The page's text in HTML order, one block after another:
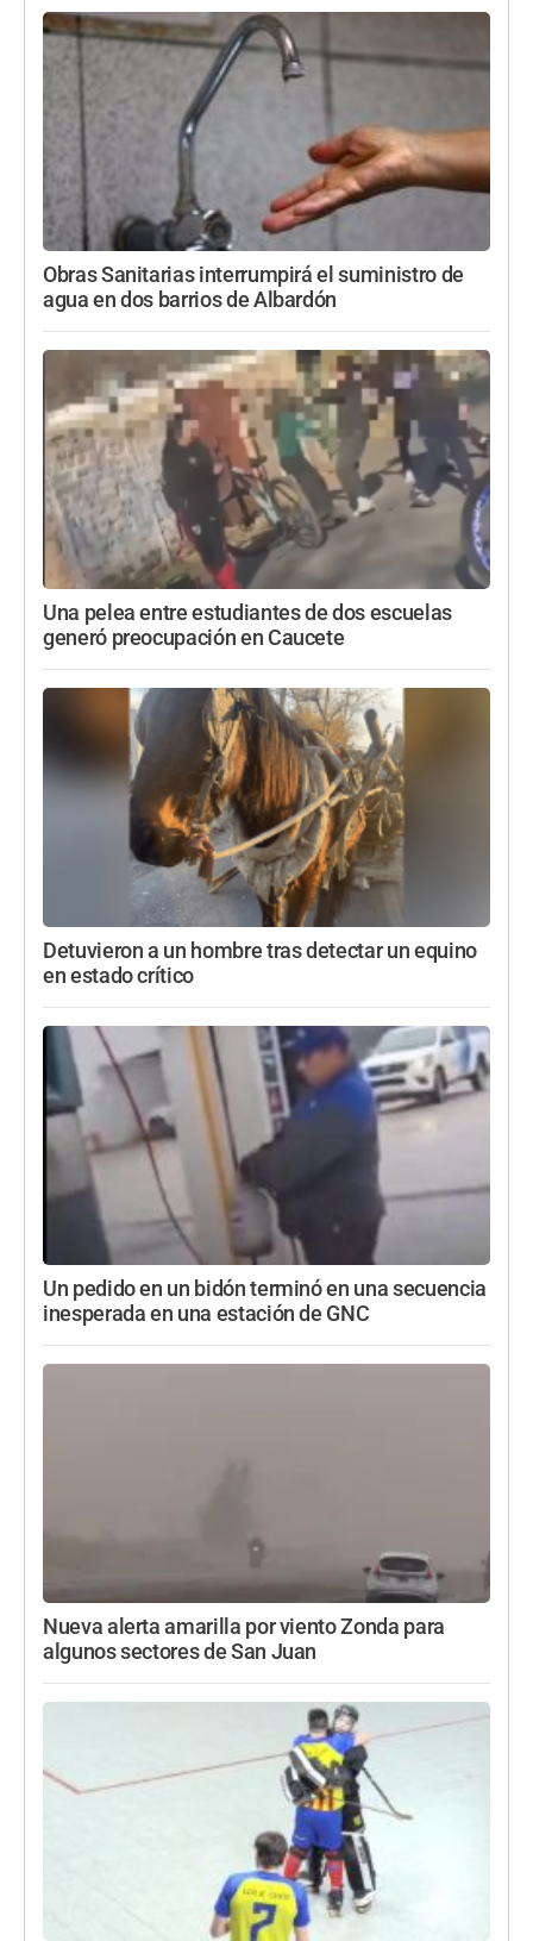
Obras Sanitarias interrumpirá el suministro de
agua en dos barrios de Albardón
Una pelea entre estudiantes de dos escuelas
generó preocupación en Caucete
Detuvieron a un hombre tras detectar un equino
en estado crítico
Un pedido en un bidón terminó en una secuencia
inesperada en una estación de GNC
Nueva alerta amarilla por viento Zonda para
algunos sectores de San Juan